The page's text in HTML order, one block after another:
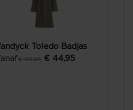
Toledo Badjas
€ 89,95 € 44,95